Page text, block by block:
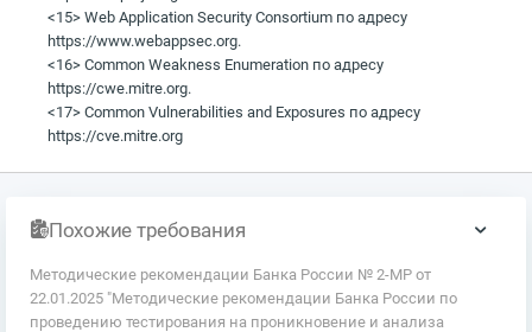
<15> Web Application Security Consortium по адресу
https://www.webappsec.org.
<16> Common Weakness Enumeration по адресу
https://cwe.mitre.org.
<17> Common Vulnerabilities and Exposures по адресу
https://cve.mitre.org
Похожие требования
Методические рекомендации Банка России № 2-МР от
22.01.2025 "Методические рекомендации Банка России по
проведению тестирования на проникновение и анализа